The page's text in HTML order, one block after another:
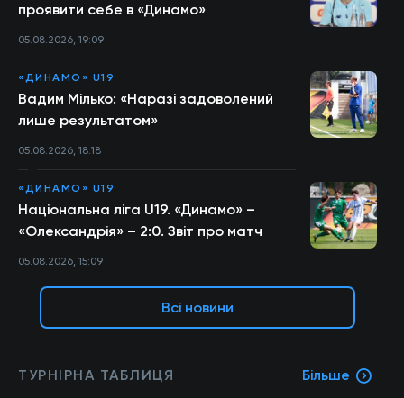
проявити себе в «Динамо»
05.08.2026, 19:09
«ДИНАМО» U19
Вадим Мілько: «Наразі задоволений
лише результатом»
05.08.2026, 18:18
«ДИНАМО» U19
Національна ліга U19. «Динамо» –
«Олександрія» – 2:0. Звіт про матч
05.08.2026, 15:09
Всі новини
ТУРНІРНА ТАБЛИЦЯ Більше